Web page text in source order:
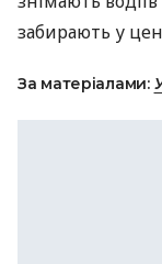
забирають у
За матеріалами: